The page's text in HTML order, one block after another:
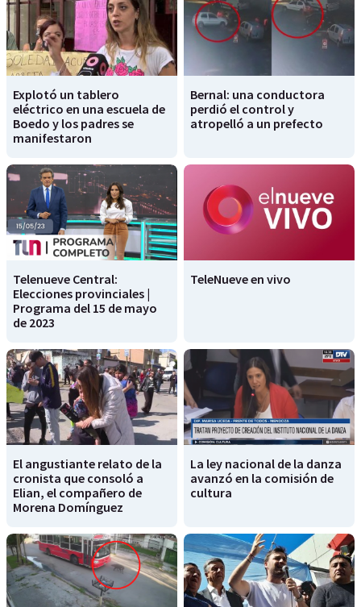
Explotó un tablero
eléctrico en una escuela de
Boedo y los padres se
manifestaron
Bernal: una conductora
perdió el control y
atropelló a un prefecto
Telenueve Central:
Elecciones provinciales |
Programa del 15 de mayo
de 2023
TeleNueve en vivo
El angustiante relato de la
cronista que consoló a
Elian, el compañero de
Morena Domínguez
La ley nacional de la danza
avanzó en la comisión de
cultura